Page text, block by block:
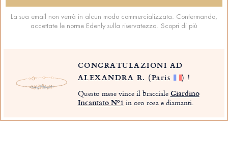
La sua email non verrà in alcun modo commercializzata. Confermando,
accettate le norme Edenly sulla riservatezza. Scopri di più
CONGRATULAZIONI AD
ALEXANDRA R. (Paris ) !
Questo mese vince il braccialeGiardino
Incantato Nº1 in oro rosa e diamanti.